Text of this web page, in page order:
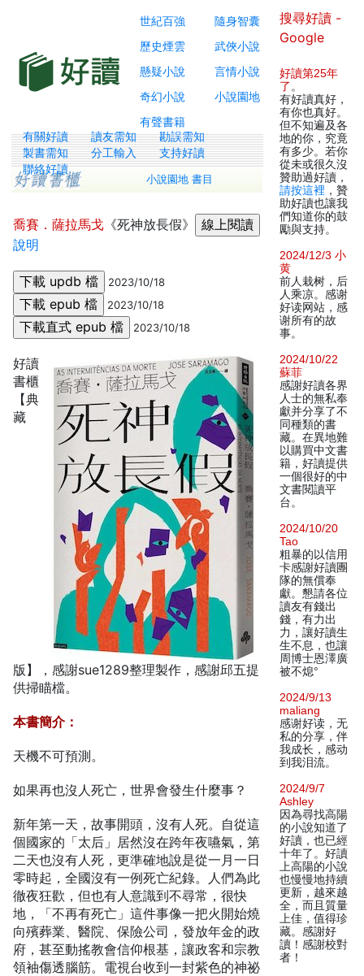
世紀百強
隨身智囊
歷史煙雲
武俠小說
懸疑小說
言情小說
奇幻小說
小說園地
有聲書籍
有關好讀 讀友需知
勘誤需知
製書需知
分工輸入
支持好讀
聯絡好讀
小說園地 書目
喬賽．薩拉馬戈 《死神放長假》
說明
2023/10/18
2023/10/18
2023/10/18
好讀
書櫃
【典
藏
版】，感謝sue1289整理製作，感謝邱五提
供掃瞄檔。
本書簡介：
天機不可預測。
如果再也沒人死亡，世界會發生什麼事？
新年第一天，故事開頭，沒有人死。自從這
個國家的「太后」居然沒在跨年夜嚥氣，第
二天也沒有人死，更準確地說是從一月一日
零時起，全國沒有一例死亡紀錄。人們為此
徹夜狂歡，但也有人意識到不尋常，很快
地，「不再有死亡」這件事像一把火開始燒
向殯葬業、醫院、保險公司，發放年金的政
府，甚至動搖教會信仰根基，讓政客和宗教
領袖傷透腦筋。電視台收到一封紫色的神祕
搜尋好讀 -
Google
好讀第25年
了 。
有好讀真好，
有你也真好。
但不知遍及各
地的你，究竟
有多少。若你
從未或很久沒
贊助過好讀，
請按這裡 ，贊
助好讀也讓我
們知道你的鼓
勵與支持。
2024/12/3 小
黄
前人栽树，后
人乘凉。感谢
好读网站，感
谢所有的故
事。
2024/10/22
蘇菲
感謝好讀各界
人士的無私奉
獻并分享了不
同種類的書
藏。在異地難
以購買中文書
籍，好讀提供
一個很好的中
文書閱讀平
台。
2024/10/20
Tao
粗暴的以信用
卡感謝好讀團
隊的無償奉
獻。懇請各位
讀友有錢出
錢，有力出
力，讓好讀生
生不息，也讓
周博士恩澤廣
被不熄°
2024/9/13
maliang
感谢好读，无
私的分享，伴
我成长，感动
到我泪流。
2024/9/7
Ashley
因為尋找高陽
的小說知道了
好讀，也已經
十年了。好讀
上高陽的小說
也慢慢地持續
更新，越來越
全，而且質量
上佳，值得珍
藏。感謝好
讀！感謝校對
者！